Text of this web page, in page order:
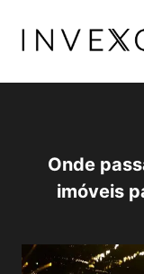
para
Conteúdo
Onde
imóveis